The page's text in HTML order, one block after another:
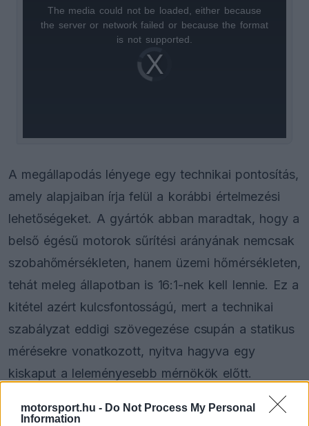
motorsport.hu - Do Not Process My Personal
Information
Video
Player
loading.
The media could not be loaded, either because
the server or network failed or because the format
is not supported.
A megállapodás lényege egy technikai pontosítás,
amely alapjaiban írja felül a korábbi értelmezési
lehetőségeket. A gyártók abban maradtak, hogy a
belső égésű motorok sűrítési arányának nemcsak
szobahőmérsékleten, hanem üzemi hőmérsékleten,
tehát meleg állapotban is 16:1-nek kell lennie. Ez a
kitétel azért kulcsfontosságú, mert a technikai
szabályzat eddigi szövegezése csupán a statikus
mérésekre vonatkozott, nyitva hagyva egy
kiskaput a leleményesebb mérnökök előtt.
EZEKET IS AJÁNLJUK